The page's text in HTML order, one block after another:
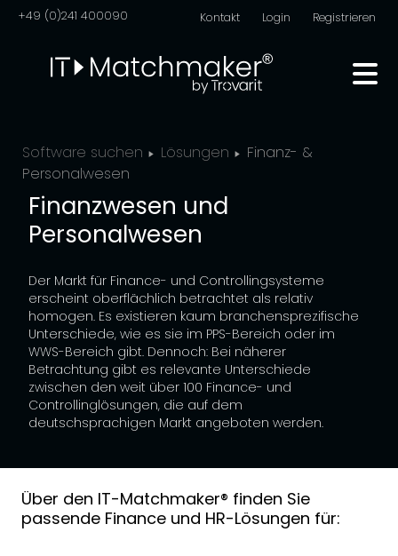
+49 (0)241 400090 Kontakt Login Registrieren
Software suchen Lösungen
Finanz- &
Personalwesen
Finanzwesen und
Personalwesen
Der Markt für Finance- und Controllingsysteme
erscheint oberflächlich betrachtet als relativ
homogen. Es existieren kaum branchensprezifische
Unterschiede, wie es sie im PPS-Bereich oder im
WWS-Bereich gibt. Dennoch: Bei näherer
Betrachtung gibt es relevante Unterschiede
zwischen den weit über 100 Finance- und
Controllinglösungen, die auf dem
deutschsprachigen Markt angeboten werden.
Über den IT-Matchmaker® finden Sie
passende Finance und HR-Lösungen für: